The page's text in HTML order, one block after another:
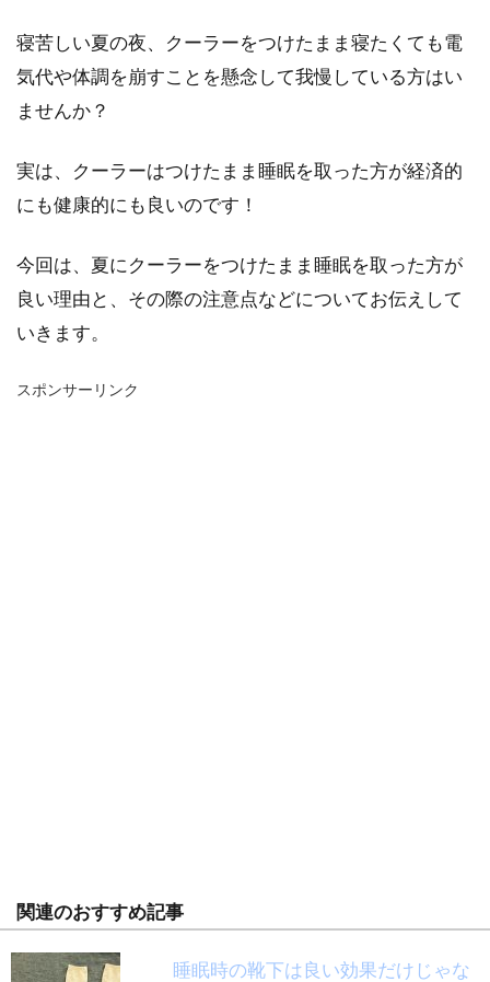
寝苦しい夏の夜、クーラーをつけたまま寝たくても電
気代や体調を崩すことを懸念して我慢している方はい
ませんか？
実は、クーラーはつけたまま睡眠を取った方が経済的
にも健康的にも良いのです！
今回は、夏にクーラーをつけたまま睡眠を取った方が
良い理由と、その際の注意点などについてお伝えして
いきます。
スポンサーリンク
関連のおすすめ記事
睡眠時の靴下は良い効果だけじゃな